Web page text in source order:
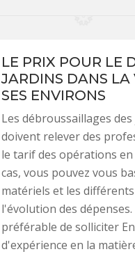
LE PRIX POUR LE
JARDINS DANS LA
SES ENVIRONS
Les débroussaillages
doivent relever des
le tarif des opérations
cas, vous pouvez vous
matériels et les
l'évolution des
préférable de solliciter
d'expérience en la